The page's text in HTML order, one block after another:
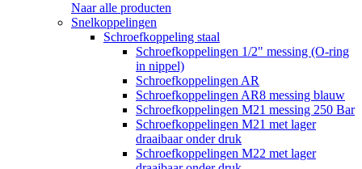
Naar alle producten
Snelkoppelingen
Schroefkoppeling staal
Schroefkoppelingen 1/2" messing (O-ring
in nippel)
Schroefkoppelingen AR
Schroefkoppelingen AR8 messing blauw
Schroefkoppelingen M21 messing 250 Bar
Schroefkoppelingen M21 met lager
draaibaar onder druk
Schroefkoppelingen M22 met lager